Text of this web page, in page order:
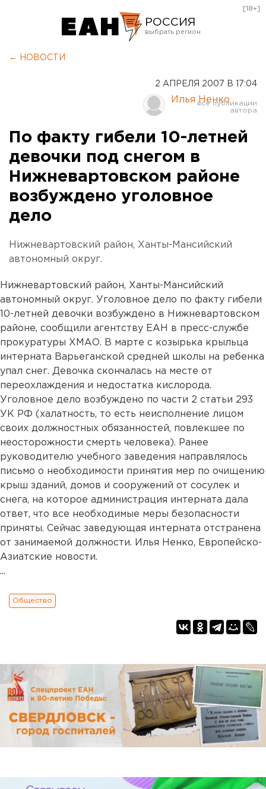
РОССИЯ
Курган
Оренбург
[18+]
← НОВОСТИ
2 АПРЕЛЯ 2007 В 17:04
Илья Ненко
По факту гибели 10-летней
девочки под снегом в
Нижневартовском районе
возбуждено уголовное
дело
Нижневартовский район, Ханты-Мансийский
автономный округ.
Нижневартовский район, Ханты-Мансийский
автономный округ. Уголовное дело по факту гибели
10-летней девочки возбуждено в Нижневартовском
районе, сообщили агентству ЕАН в пресс-службе
прокуратуры ХМАО. В марте с козырька крыльца
интерната Варьеганской средней школы на ребенка
упал снег. Девочка скончалась на месте от
переохлаждения и недостатка кислорода.
Уголовное дело возбуждено по части 2 статьи 293
УК РФ (халатность, то есть неисполнение лицом
своих должностных обязанностей, повлекшее по
неосторожности смерть человека). Ранее
руководителю учебного заведения направлялось
письмо о необходимости принятия мер по очищению
крыш зданий, домов и сооружений от сосулек и
снега, на которое администрация интерната дала
ответ, что все необходимые меры безопасности
приняты. Сейчас заведующая интерната отстранена
от занимаемой должности. Илья Ненко, Европейско-
Азиатские новости.
...
Общество